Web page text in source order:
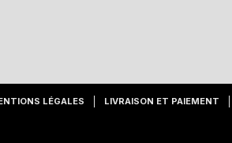
LÉGALES LIVRAISON ET PAIEMENT